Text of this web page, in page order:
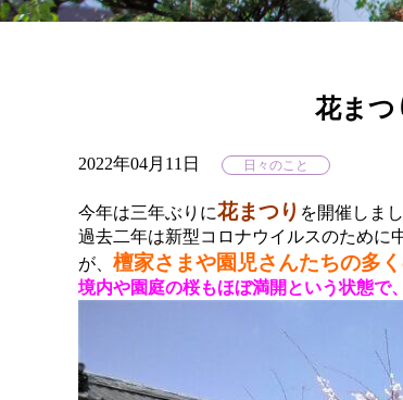
花まつ
日々のこと
2022年04月11日
今年は三年ぶりに花まつり を開催しまし
過去二年は新型コロナウイルスのために
が、 檀家さまや園児さんたちの多
境内や園庭の桜もほぼ満開という状態で